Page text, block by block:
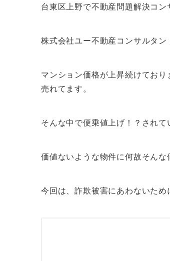
台東区上野で不動産問題解決コ
株式会社ユー不動産コンサルタン
マンション価格が上昇続けてお
売れてます。
そんな中で便乗値上げ！？されて
価値ないような物件に何故そんな
今回は、詐欺被害にあわないため